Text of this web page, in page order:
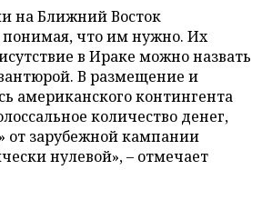
на Ближний Восток
что им нужно. Их
в Ираке можно назвать
В размещение и
американского контингента
количество денег,
от зарубежной кампании
нулевой», – отмечает